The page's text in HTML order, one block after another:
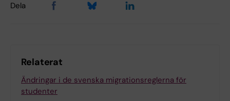
Dela
Relaterat
Ändringar i de svenska migrationsreglerna för
studenter